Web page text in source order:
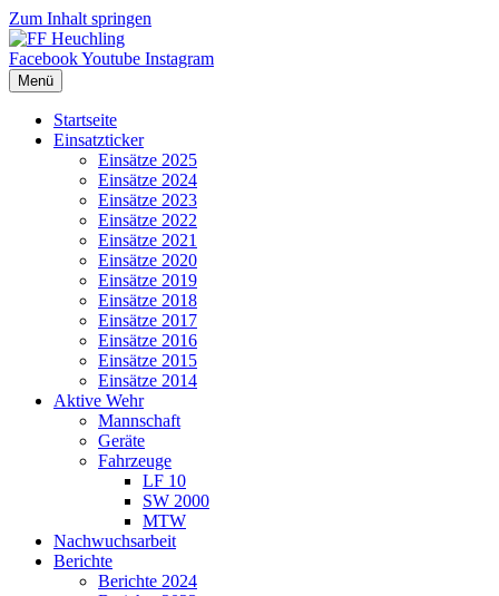
Zum Inhalt springen
FacebookYoutube Instagram
Menü
Startseite
Einsatzticker
Einsätze 2025
Einsätze 2024
Einsätze 2023
Einsätze 2022
Einsätze 2021
Einsätze 2020
Einsätze 2019
Einsätze 2018
Einsätze 2017
Einsätze 2016
Einsätze 2015
Einsätze 2014
Aktive Wehr
Mannschaft
Geräte
Fahrzeuge
LF 10
SW 2000
MTW
Nachwuchsarbeit
Berichte
Berichte 2024